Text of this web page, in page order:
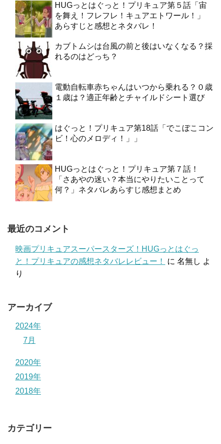
HUGっとはぐっと！プリキュア第５話「宙
を舞え！フレフレ！キュアエトワール！」
あらすじと感想とネタバレ！
カブトムシは台風の前と後はいなくなる？採
れるのはどっち？
電動自転車赤ちゃんはいつから乗れる？０歳
１歳は？適正年齢とチャイルドシート選び
はぐっと！プリキュア第18話「でこぼこコン
ビ！心のメロディ！」」
HUGっとはぐっと！プリキュア第７話！
「さあやの迷い？本当にやりたいことって
何？」ネタバレあらすじ感想まとめ
最近のコメント
映画プリキュアスーパースターズ！HUGっとはぐっ
と！プリキュアの感想ネタバレレビュー！
に 名無し よ
り
アーカイブ
2024年
7月
2020年
2019年
2018年
カテゴリー